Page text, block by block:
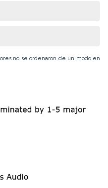
no se ordenaron de un modo en